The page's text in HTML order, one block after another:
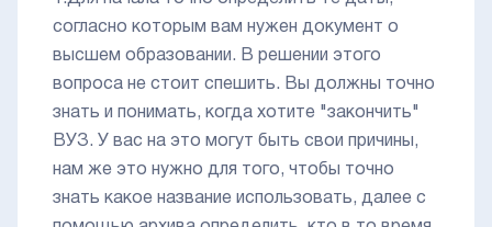
согласно которым вам нужен документ о
высшем образовании. В решении этого
вопроса не стоит спешить. Вы должны точно
знать и понимать, когда хотите "закончить"
ВУЗ. У вас на это могут быть свои причины,
нам же это нужно для того, чтобы точно
знать какое название использовать, далее с